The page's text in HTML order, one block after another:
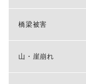
橋梁被害
山・崖崩れ